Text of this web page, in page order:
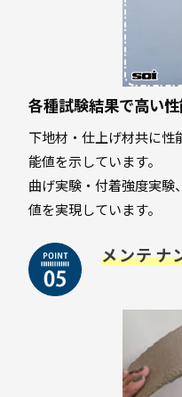
各種試験結果で高い
下地材・仕上げ材共に性
能値を示しています。
曲げ実験・付着強度実験
値を実現しています。
メンテナ